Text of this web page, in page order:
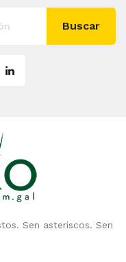
Buscar
Sen asteriscos. Sen